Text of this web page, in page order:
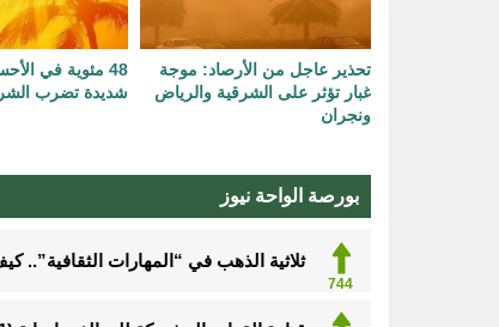
تحذير عاجل من الأرصاد: موجة
غبار تؤثر على الشرقية والرياض
ونجران
48 مئوية في
شديدة تضرب
بورصة الواحة نيوز
744
ثلاثية الذهب في “المهارات